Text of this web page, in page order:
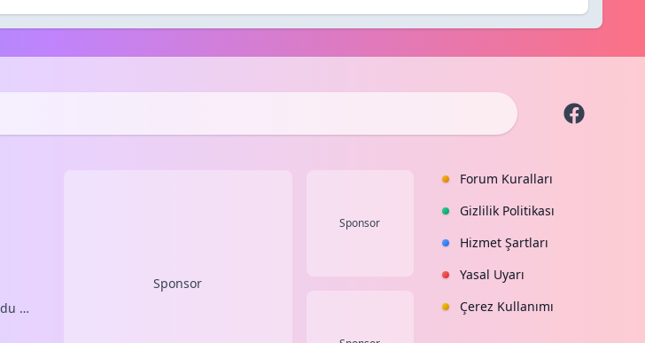
Forumları Okundu Kabul Et
Sponsor
Sponsor
Forum Kuralları
Gizlilik Politikası
Hizmet Şartları
Yasal Uyarı
Çerez Kullanımı